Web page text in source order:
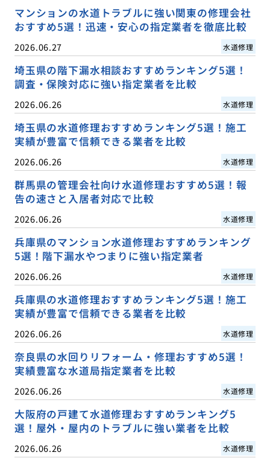
マンションの水道トラブルに強い関東の修理会社
おすすめ5選！迅速・安心の指定業者を徹底比較
2026.06.27 水道修理
埼玉県の階下漏水相談おすすめランキング5選！
調査・保険対応に強い指定業者を比較
2026.06.26 水道修理
埼玉県の水道修理おすすめランキング5選！施工
実績が豊富で信頼できる業者を比較
2026.06.26 水道修理
群馬県の管理会社向け水道修理おすすめ5選！報
告の速さと入居者対応で比較
2026.06.26 水道修理
兵庫県のマンション水道修理おすすめランキング
5選！階下漏水やつまりに強い指定業者
2026.06.26 水道修理
兵庫県の水道修理おすすめランキング5選！施工
実績が豊富で信頼できる業者を比較
2026.06.26 水道修理
奈良県の水回りリフォーム・修理おすすめ5選！
実績豊富な水道局指定業者を比較
2026.06.26 水道修理
大阪府の戸建て水道修理おすすめランキング5
選！屋外・屋内のトラブルに強い業者を比較
2026.06.26 水道修理